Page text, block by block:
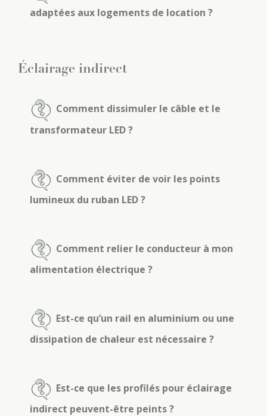
adaptées aux logements de location ?
Éclairage indirect
Comment dissimuler le câble et le
transformateur LED ?
Comment éviter de voir les points
lumineux du ruban LED ?
Comment relier le conducteur à mon
alimentation électrique ?
Est-ce qu’un rail en aluminium ou une
dissipation de chaleur est nécessaire ?
Est-ce que les profilés pour éclairage
indirect peuvent-être peints ?